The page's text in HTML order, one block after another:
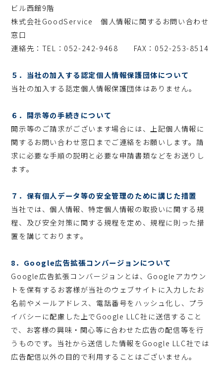
ビル西館9階
株式会社GoodService 個人情報に関するお問い合わせ
窓口
連絡先：TEL：052-242-9468 FAX：052-253-8514
５．当社の加入する認定個人情報保護団体について
当社の加入する認定個人情報保護団体はありません。
６．開示等の手続きについて
開示等のご請求がございます場合には、上記個人情報に
関するお問い合わせ窓口までご連絡をお願いします。請
求に必要な手順の説明と必要な申請書類などをお送りし
ます。
７．保有個人データ等の安全管理のために講じた措置
当社では、個人情報、特定個人情報の取扱いに関する規
程、及び安全対策に関する規程を定め、規程に則った措
置を講じております。
8．Google広告拡張コンバージョンについて
Google広告拡張コンバージョンとは、Googleアカウン
トを保有するお客様が当社のウェブサイトに入力したお
名前やメールアドレス、電話番号をハッシュ化し、プラ
イバシーに配慮した上でGoogle LLC社に送信すること
で、お客様の興味・関心等に合わせた広告の配信等を行
うものです。当社から送信した情報をGoogle LLC社では
広告配信以外の目的で利用することはございません。